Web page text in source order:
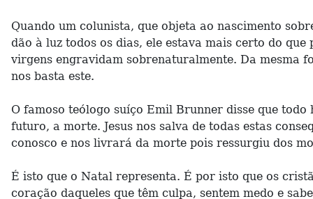
Quando um colunista, que objeta ao nascimento
dão à luz todos os dias, ele estava mais certo do que
virgens engravidam sobrenaturalmente. Da mesma
nos basta este.
O famoso teólogo suíço Emil Brunner disse que
futuro, a morte. Jesus nos salva de todas estas
conosco e nos livrará da morte pois ressurgiu dos
É isto que o Natal representa. É por isto que os
coração daqueles que têm culpa, sentem medo e